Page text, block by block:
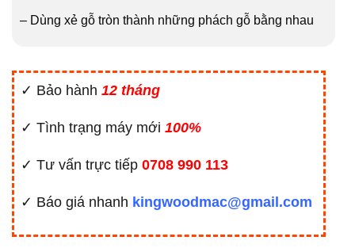
– Dùng xẻ gỗ tròn thành những phách gỗ bằng nhau
✓ Bảo hành 12 tháng
✓ Tình trạng máy mới 100%
✓ Tư vấn trực tiếp 0708 990 113
✓ Báo giá nhanh kingwoodmac@gmail.com